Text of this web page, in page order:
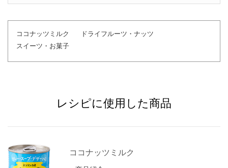
ココナッツミルク
ドライフルーツ・ナッツ
スイーツ・お菓子
レシピに使用した商品
ココナッツミルク